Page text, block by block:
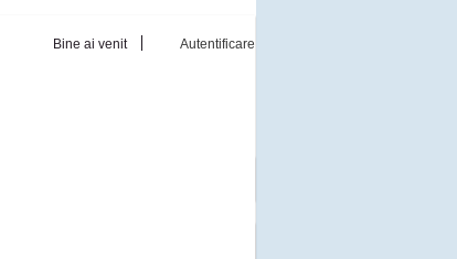
Bine ai venit Autentificare